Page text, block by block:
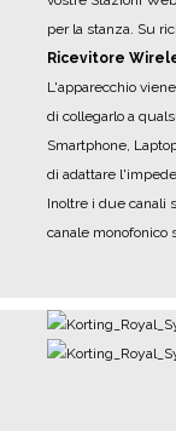
per la stanza. Su
Ricevitore
L'apparecchio
di collegarlo a
Smartphone,
di adattare
Inoltre i due canali
canale monofonico